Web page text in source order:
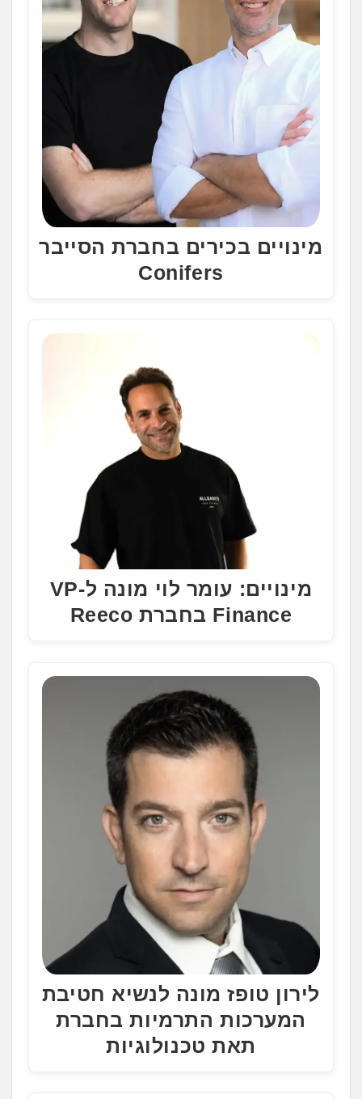
מינויים בכירים בחברת הסייבר
Conifers
מינויים: עומר לוי מונה ל-VP
Finance בחברת Reeco
לירון טופז מונה לנשיא חטיבת
המערכות התרמיות בחברת
תאת טכנולוגיות